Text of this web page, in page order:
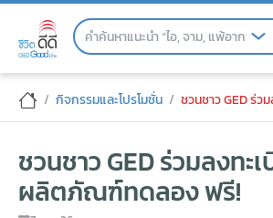
Skip
ชวนชาว GED ร่วมลงทะเ
กิจกรรมและโปรโมชั่น ชวนชาว GED ร่วมลงทะเบียนรับผลิตภัณฑ์
ชวนชาว GED ร่วมลงทะ
ผลิตภัณฑ์ทดลอง ฟรี!